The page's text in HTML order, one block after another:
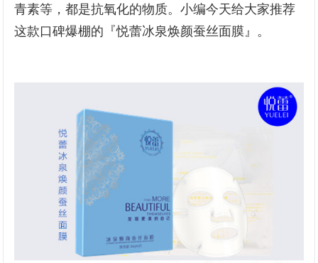
青素等，都是抗氧化的物质。小编今天给大家推荐
这款口碑爆棚的『悦蕾冰泉焕颜蚕丝面膜』。